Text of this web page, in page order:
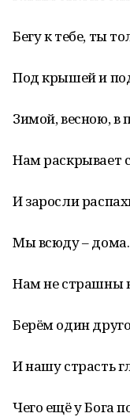
Бегу к тебе, ты
Под крышей и
Зимой, весною, в
Нам раскрывает
И заросли
Мы всюду – дома.
Нам не страшны
Берём один
И нашу страсть
Чего ещё у Бога